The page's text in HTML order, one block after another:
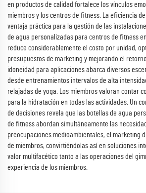
en productos de calidad fortalece los vínculos
miembros y los centros de fitness. La eficiencia
ventaja práctica para la gestión de las
de agua personalizadas para centros de fitness
reduce considerablemente el costo por unidad,
presupuestos de marketing y mejorando el
idoneidad para aplicaciones abarca diversos
desde entrenamientos intervalos de alta
relajadas de yoga. Los miembros valoran contar
para la hidratación en todas las actividades. Un
de decisiones revela que las botellas de agua
de fitness abordan simultáneamente las
preocupaciones medioambientales, el marketing
de miembros, convirtiéndolas así en soluciones
valor multifacético tanto a las operaciones del
experiencia de los miembros.